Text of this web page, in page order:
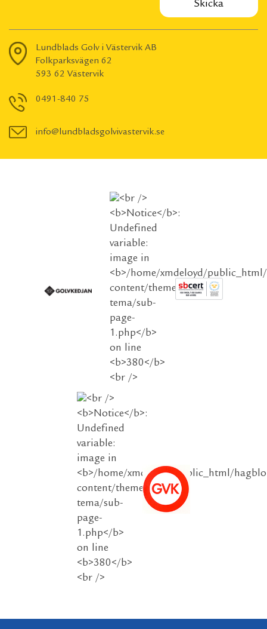
Lundblads Golv i Västervik AB
Folkparksvägen 62
593 62 Västervik
0491-840 75
info@lundbladsgolvivastervik.se